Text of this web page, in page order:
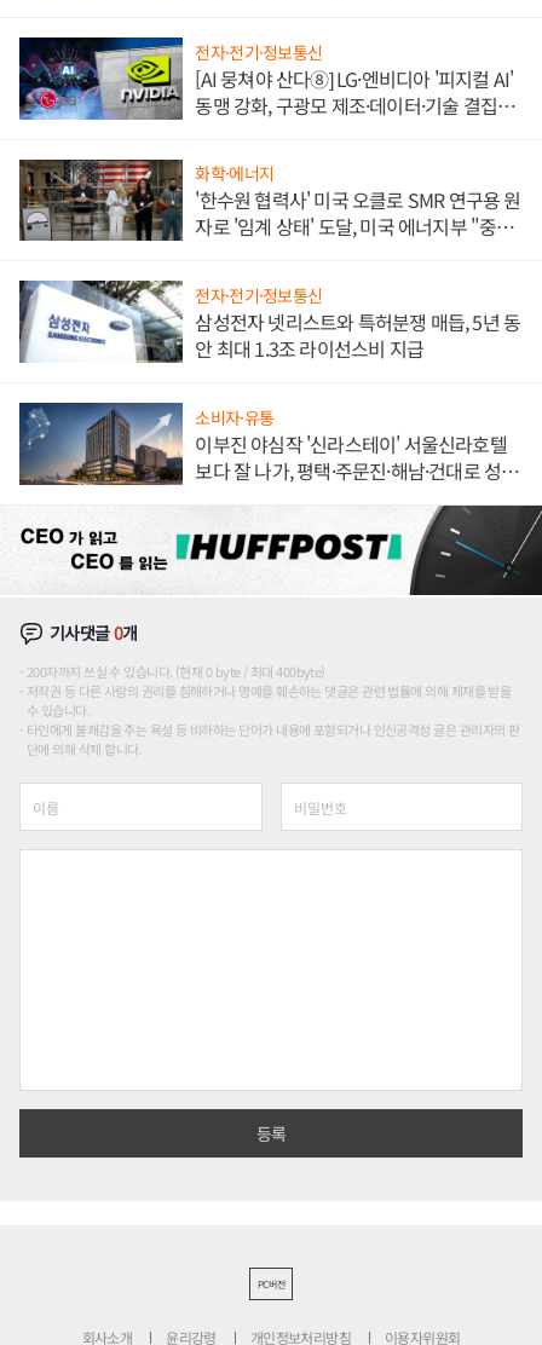
전자·전기·정보통신
[AI 뭉쳐야 산다⑧] LG·엔비디아 '피지컬 AI'
동맹 강화, 구광모 제조·데이터·기술 결집
화학·에너지
'한수원 협력사' 미국 오클로 SMR 연구용 원
자로 '임계 상태' 도달, 미국 에너지부 "중요
전자·전기·정보통신
삼성전자 넷리스트와 특허분쟁 매듭, 5년 동
안 최대 1.3조 라이선스비 지급
소비자·유통
이부진 야심작 '신라스테이' 서울신라호텔
보다 잘 나가, 평택·주문진·해남·건대로 성
기사댓글0개
200자까지 쓰실 수 있습니다. (현재 0 byte / 최대 400byte)
저작권 등 다른 사람의 권리를 침해하거나 명예를 훼손하는 댓글은 관련 법률에 의해 제재를 받을
수 있습니다.
타인에게 불쾌감을 주는 욕설 등 비하하는 단어가 내용에 포함되거나 인신공격성 글은 관리자의 판
단에 의해 삭제 합니다.
PC버전
회사소개 윤리강령 개인정보처리방침 이용자위원회